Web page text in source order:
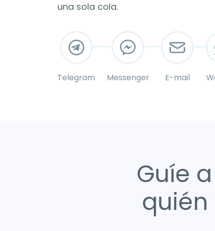
una sola cola.
Telegram Messenger E-mail
Guíe